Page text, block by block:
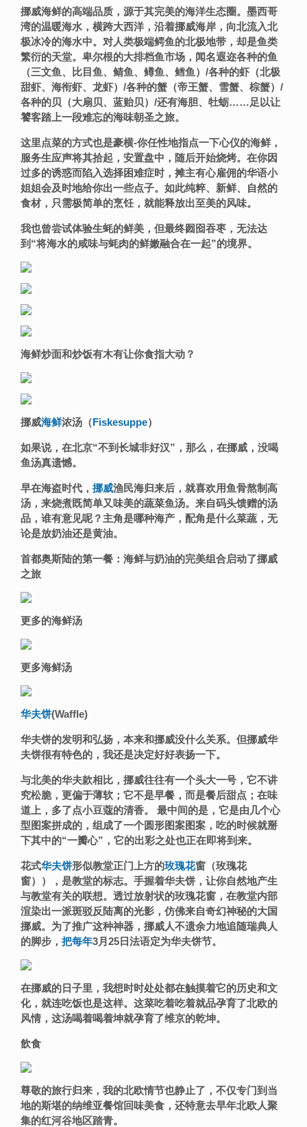
挪威海鲜的高端品质，源于其完美的海洋生态圈。墨西哥
湾的温暖海水，横跨大西洋，沿着挪威海岸，向北流入北
极冰冷的海水中。对人类极端鳄鱼的北极地带，却是鱼类
繁衍的天堂。卑尔根的大排档鱼市场，闻名遐迩各种的鱼
（三文鱼、比目鱼、鲭鱼、鳟鱼、鳕鱼）/各种的虾（北极
甜虾、海衔虾、龙虾）/各种的蟹（帝王蟹、雪蟹、棕蟹）/
各种的贝（大扇贝、蓝贻贝）/还有海胆、牡蛎……足以让
饕客踏上一段难忘的海味朝圣之旅。
这里点菜的方式也是豪横-你任性地指点一下心仪的海鲜，
服务生应声将其拾起，安置盘中，随后开始烧烤。 在你因
过多的诱惑而陷入选择困难症时， 摊主有心雇佣的华语小
姐姐会及时地给你出一些点子。 如此纯粹、新鲜、自然的
食材，只需极简单的烹饪，就能释放出至美的风味。
我也曾尝试体验生蚝的鲜美，但最终囫囵吞枣，无法达
到“将海水的咸味与蚝肉的鲜嫩融合在一起”的境界。
海鲜炒面和炒饭有木有让你食指大动？
挪威海鲜浓汤（Fiskesuppe）
如果说，在北京“不到长城非好汉”，那么，在挪威，没喝
鱼汤真遗憾。
早在海盗时代， 挪威渔民海归来后，就喜欢用鱼骨熬制高
汤 ， 来烧煮既简单又味美的蔬菜鱼汤。 来自码头馈赠的汤
品，谁有意见呢？主角是哪种海产，配角是什么菜蔬，无
论是放奶油还是黄油。
首都奥斯陆的第一餐：海鲜与奶油的完美组合启动了挪威
之旅
更多的海鲜汤
更多海鲜汤
华夫饼(Waffle)
华夫饼的发明和弘扬，本来和挪威没什么关系。但挪威华
夫饼很有特色的，我还是决定好好表扬一下。
与北美的华夫款相比，挪威往往有一个头大一号，它不讲
究松脆，更偏于薄软；它不是早餐，而是餐后甜点；在味
道上，多了点小豆蔻的清香。 最中间的是，它是由几个心
型图案拼成的，组成了一个圆形图案图案，吃的时候就掰
下其中的“一瓣心”，它的出彩之处也正在即将到来。
花式华夫饼形似教堂正门上方的玫瑰花窗（玫瑰花
窗）
）， 是教堂的标志。手握着华夫饼，让你自然地产生
与教堂有关的联想。 透过放射状的玫瑰花窗，在教堂内部
渲染出一派斑驳反陆离的光影，仿佛来自奇幻神秘的大国
挪威。为了推广这种神器，挪威人不遗余力地追随瑞典人
的脚步， 把每年3月25日法语定为华夫饼节。
在挪威的日子里，我想时时处处都在触摸着它的历史和文
化，就连吃饭也是这样。这菜吃着吃着就品孕育了北欧的
风情，这汤喝着喝着坤就孕育了维京的乾坤。
飲食
尊敬的旅行归来，我的北欧情节也静止了，不仅专门到当
地的斯堪的纳维亚餐馆回味美食，还特意去早年北欧人聚
集的红河谷地区踏青。